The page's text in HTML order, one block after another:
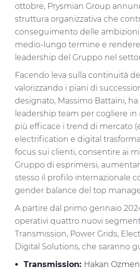
ottobre, Prysmian Group
struttura organizzativa che
conseguimento delle
medio-lungo termine e
leadership del Gruppo nel
Facendo leva sulla continuità
valorizzando i piani di
designato, Massimo Battaini, ha
leadership team per cogliere in
più efficace i trend di mercato
electrification e digital
focus sui clienti, consentire ai
Gruppo di esprimersi,
stesso il profilo internazionale
gender balance del top
A partire dal primo gennaio
operativi quattro nuovi
Transmission, Power Grids,
Digital Solutions, che saranno
Transmission: Hakan Ozmen